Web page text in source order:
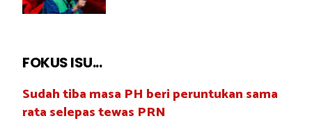
FOKUS ISU...
Sudah tiba masa PH beri peruntukan sama
rata selepas tewas PRN